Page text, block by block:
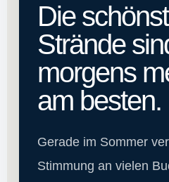
Die
Strände
morgens
am besten.
Gerade im Sommer
Stimmung an vielen